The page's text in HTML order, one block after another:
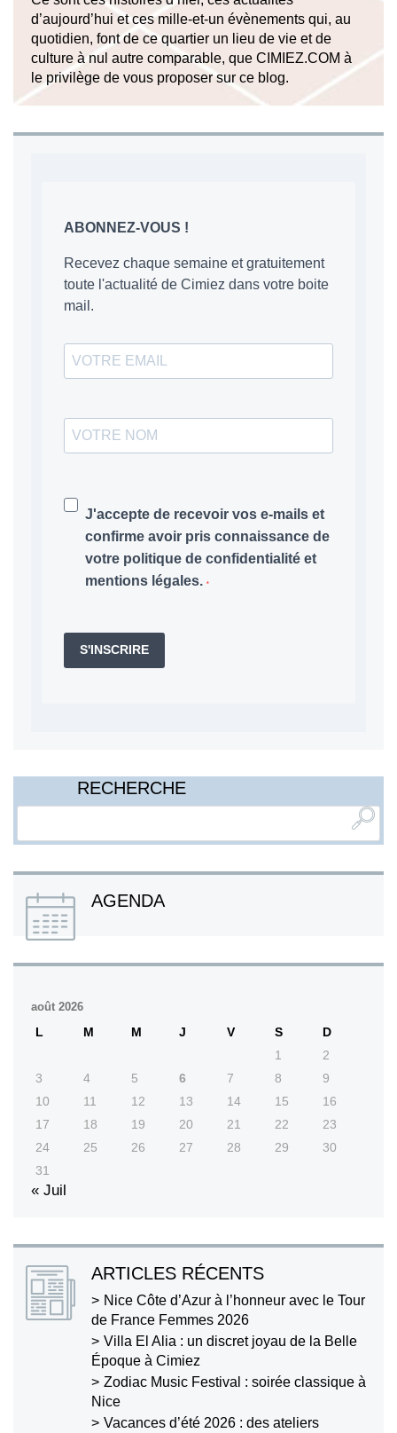
d’aujourd’hui et ces mille-et-un évènements qui, au
quotidien, font de ce quartier un lieu de vie et de
culture à nul autre comparable, que CIMIEZ.COM à
le privilège de vous proposer sur ce blog.
ABONNEZ-VOUS !
Recevez chaque semaine et gratuitement
toute l'actualité de Cimiez dans votre boite
mail.
J'accepte de recevoir vos e-mails et
confirme avoir pris connaissance de
votre politique de confidentialité et
mentions légales.
S'INSCRIRE
RECHERCHE
AGENDA
août 2026
L M M J V S
D
1
2
3
4 5 6 7 8
9
10
11 12 13 14 15
16
17
18 19 20 21 22
23
24
25 26 27 28 29
30
31
« Juil
ARTICLES RÉCENTS
Nice Côte d’Azur à l’honneur avec le Tour
de France Femmes 2026
Villa El Alia : un discret joyau de la Belle
Époque à Cimiez
Zodiac Music Festival : soirée classique à
Nice
Vacances d’été 2026 : des ateliers